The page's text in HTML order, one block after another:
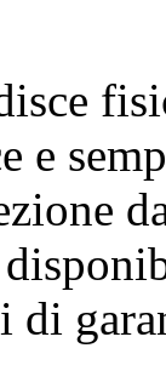
e
di